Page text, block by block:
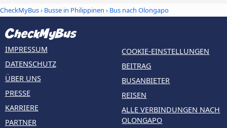
CheckMyBus› Busse in Philippinen › Bus nach Olongapo
IMPRESSUM
DATENSCHUTZ
ÜBER UNS
PRESSE
KARRIERE
PARTNER
COOKIE-EINSTELLUNGEN
BEITRAG
BUSANBIETER
REISEN
ALLE VERBINDUNGEN NACH
OLONGAPO